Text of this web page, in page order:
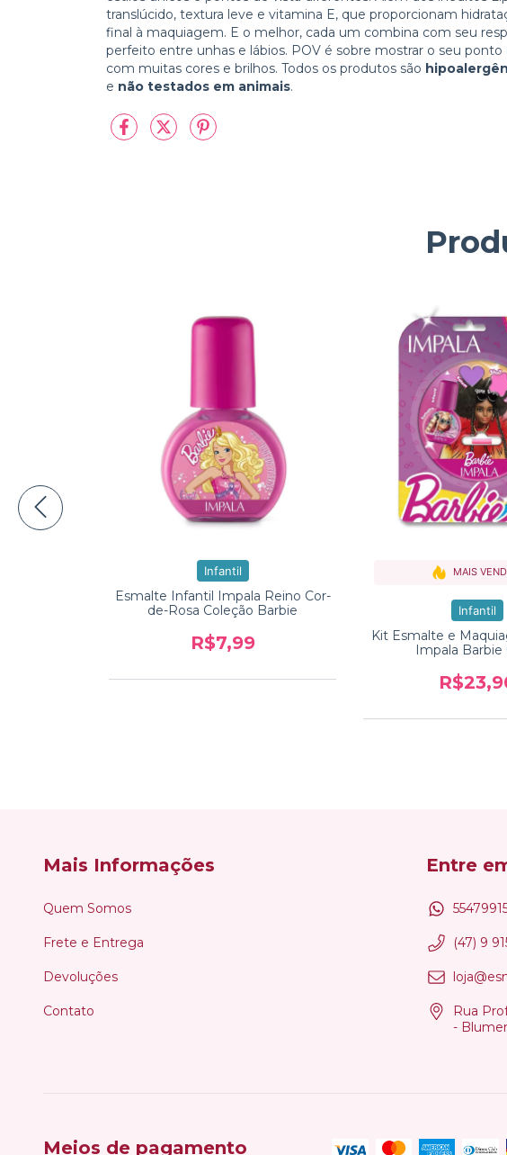
translúcido, textura leve e vitamina E, que proporcionam
final à maquiagem. E o melhor, cada um combina com seu
perfeito entre unhas e lábios. POV é sobre mostrar o seu
com muitas cores e brilhos. Todos os produtos são
e não testados em animais.
Infantil
Esmalte Infantil Impala Reino Cor-
de-Rosa Coleção Barbie
R$7,99
MAIS
Infantil
Kit Esmalte e
Impala Barbie
Mais Informações
Quem Somos
Frete e Entrega
Devoluções
Contato
Entre
(47) 9
Rua
-
Meios de pagamento